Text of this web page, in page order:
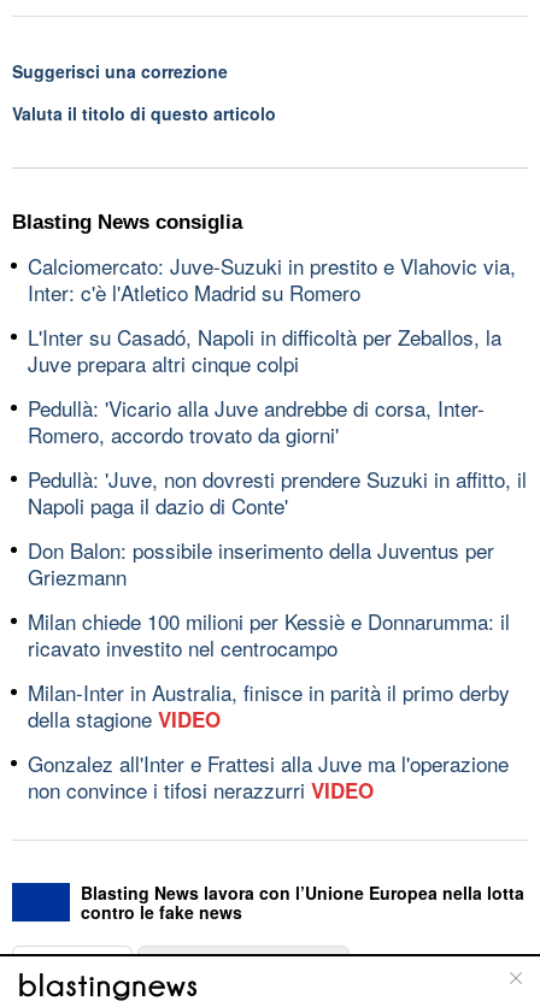
Suggerisci una correzione
Valuta il titolo di questo articolo
Blasting News consiglia
Calciomercato: Juve-Suzuki in prestito e Vlahovic via,
Inter: c'è l'Atletico Madrid su Romero
L'Inter su Casadó, Napoli in difficoltà per Zeballos, la
Juve prepara altri cinque colpi
Pedullà: 'Vicario alla Juve andrebbe di corsa, Inter-
Romero, accordo trovato da giorni'
Pedullà: 'Juve, non dovresti prendere Suzuki in affitto, il
Napoli paga il dazio di Conte'
Don Balon: possibile inserimento della Juventus per
Griezmann
Milan chiede 100 milioni per Kessiè e Donnarumma: il
ricavato investito nel centrocampo
Milan-Inter in Australia, finisce in parità il primo derby
della stagione VIDEO
Gonzalez all'Inter e Frattesi alla Juve ma l'operazione
non convince i tifosi nerazzurri VIDEO
Blasting News lavora con l’Unione Europea nella lotta
contro le fake news
ABOUT